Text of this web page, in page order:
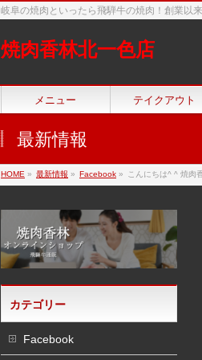
岐阜の焼肉といったら飛騨牛の焼肉！創業以
焼肉香林北一色店
メニュー テイクアウト
最新情報
HOME » 最新情報 » Facebook » こんにちは^ ^ 焼肉
カテゴリー
Facebook